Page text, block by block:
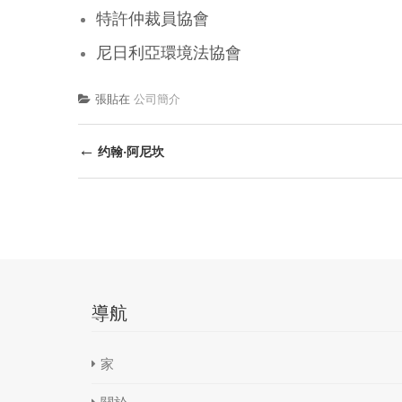
特許仲裁員協會
尼日利亞環境法協會
張貼在 公司簡介
後
導
← 约翰·阿尼坎
導航
家